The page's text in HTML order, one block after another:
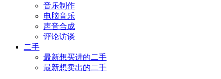
音乐制作
电脑音乐
声音合成
评论访谈
二手
最新想买进的二手
最新想卖出的二手